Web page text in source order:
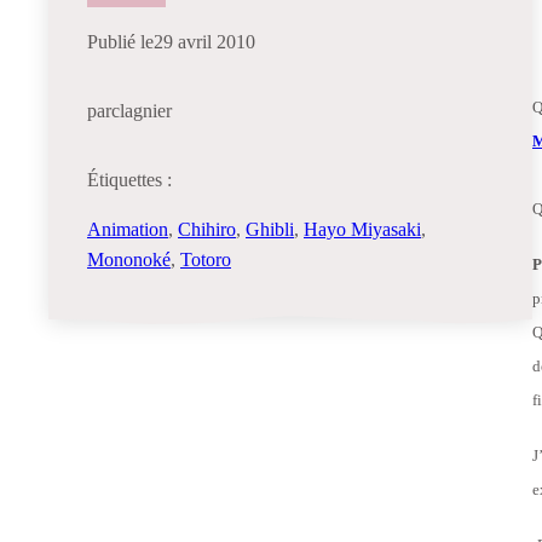
Publié le29 avril 2010
parclagnier
Étiquettes :
Animation, Chihiro, Ghibli, Hayo Miyasaki
Mononoké, Totoro